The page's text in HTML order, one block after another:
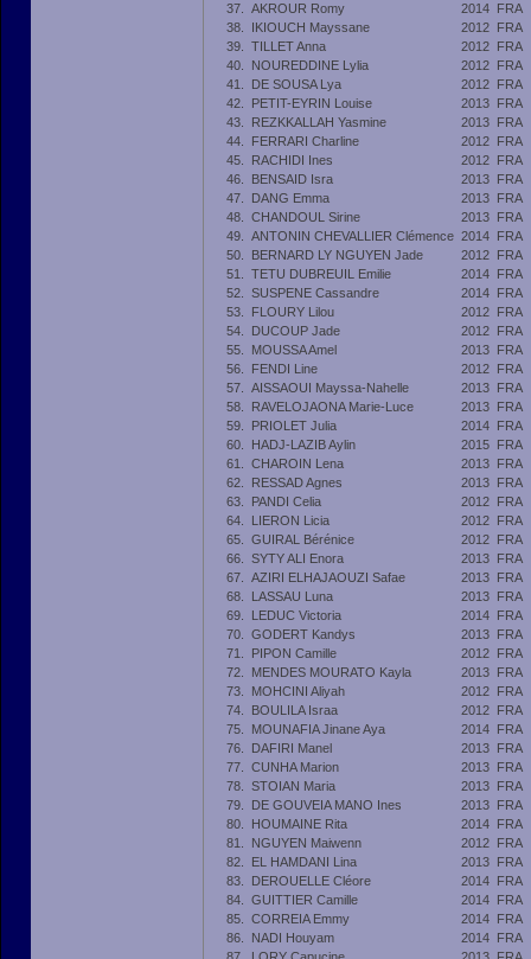
37.
AKROUR Romy 2014 FRA
38.
IKIOUCH Mayssane 2012 FRA
39.
TILLET Anna 2012 FRA
40.
NOUREDDINE Lylia 2012 FRA
41.
DE SOUSA Lya 2012 FRA
42.
PETIT-EYRIN Louise 2013 FRA
43.
REZKKALLAH Yasmine 2013 FRA
44.
FERRARI Charline 2012 FRA
45.
RACHIDI Ines 2012 FRA
46.
BENSAID Isra 2013 FRA
47.
DANG Emma 2013 FRA
48.
CHANDOUL Sirine 2013 FRA
49.
ANTONIN CHEVALLIER Clémence 2014 FRA
50.
BERNARD LY NGUYEN Jade 2012 FRA
51.
TETU DUBREUIL Emilie 2014 FRA
52.
SUSPENE Cassandre 2014 FRA
53.
FLOURY Lilou 2012 FRA
54.
DUCOUP Jade 2012 FRA
55.
MOUSSA Amel 2013 FRA
56.
FENDI Line 2012 FRA
57.
AISSAOUI Mayssa-Nahelle 2013 FRA
58.
RAVELOJAONA Marie-Luce 2013 FRA
59.
PRIOLET Julia 2014 FRA
60.
HADJ-LAZIB Aylin 2015 FRA
61.
CHAROIN Lena 2013 FRA
62.
RESSAD Agnes 2013 FRA
63.
PANDI Celia 2012 FRA
64.
LIERON Licia 2012 FRA
65.
GUIRAL Bérénice 2012 FRA
66.
SYTY ALI Enora 2013 FRA
67.
AZIRI ELHAJAOUZI Safae 2013 FRA
68.
LASSAU Luna 2013 FRA
69.
LEDUC Victoria 2014 FRA
70.
GODERT Kandys 2013 FRA
71.
PIPON Camille 2012 FRA
72.
MENDES MOURATO Kayla 2013 FRA
73.
MOHCINI Aliyah 2012 FRA
74.
BOULILA Israa 2012 FRA
75.
MOUNAFIA Jinane Aya 2014 FRA
76.
DAFIRI Manel 2013 FRA
77.
CUNHA Marion 2013 FRA
78.
STOIAN Maria 2013 FRA
79.
DE GOUVEIA MANO Ines 2013 FRA
80.
HOUMAINE Rita 2014 FRA
81.
NGUYEN Maiwenn 2012 FRA
82.
EL HAMDANI Lina 2013 FRA
83.
DEROUELLE Cléore 2014 FRA
84.
GUITTIER Camille 2014 FRA
85.
CORREIA Emmy 2014 FRA
86.
NADI Houyam 2014 FRA